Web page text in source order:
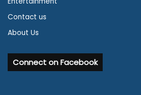
Contact us
About Us
Connect on Facebook